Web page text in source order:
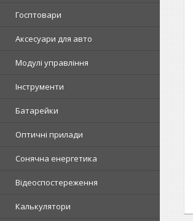
Госптовари
Аксесуари для авто
Модулі управління
Інструменти
Батарейки
Оптичні прилади
Сонячна енергетика
Відеоспостереження
Калькулятори